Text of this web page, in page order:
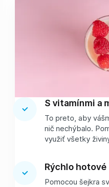
S vitamínmi a
To preto, aby
nič nechýbalo.
využiť všetky
Rýchlo hotové
Pomocou šejkra